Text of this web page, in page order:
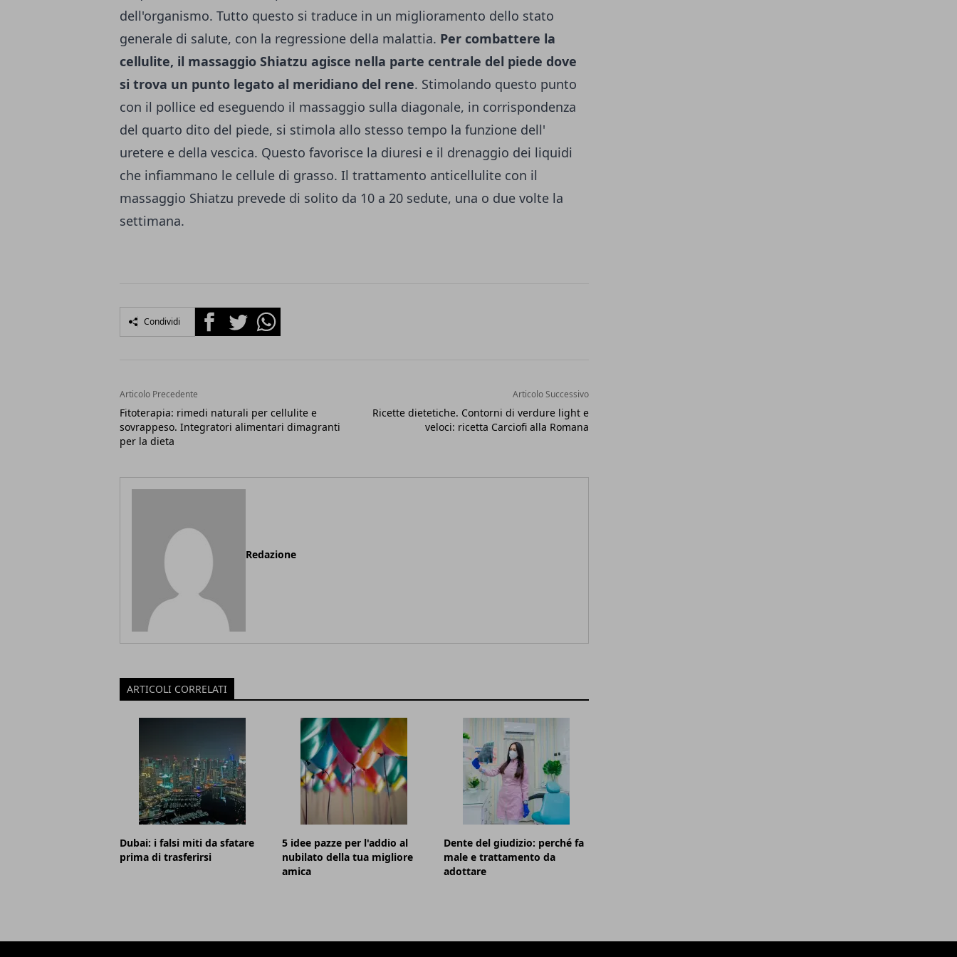
dell'organismo. Tutto questo si traduce in un miglioramento dello stato
generale di salute, con la regressione della malattia. Per combattere la
cellulite, il massaggio Shiatzu agisce nella parte centrale del piede dove
si trova un punto legato al meridiano del rene. Stimolando questo punto
con il pollice ed eseguendo il massaggio sulla diagonale, in corrispondenza
del quarto dito del piede, si stimola allo stesso tempo la funzione dell'
uretere e della vescica. Questo favorisce la diuresi e il drenaggio dei liquidi
che infiammano le cellule di grasso. Il trattamento anticellulite con il
massaggio Shiatzu prevede di solito da 10 a 20 sedute, una o due volte la
settimana.
Condividi FacebookTwitterWhatsapp
Articolo Precedente
Fitoterapia: rimedi naturali per cellulite e
sovrappeso. Integratori alimentari dimagranti
per la dieta
Articolo Successivo
Ricette dietetiche. Contorni di verdure light e
veloci: ricetta Carciofi alla Romana
Redazione
ARTICOLI CORRELATI
Dubai: i falsi miti da sfatare
prima di trasferirsi
5 idee pazze per l'addio al
nubilato della tua migliore
amica
Dente del giudizio: perché fa
male e trattamento da
adottare